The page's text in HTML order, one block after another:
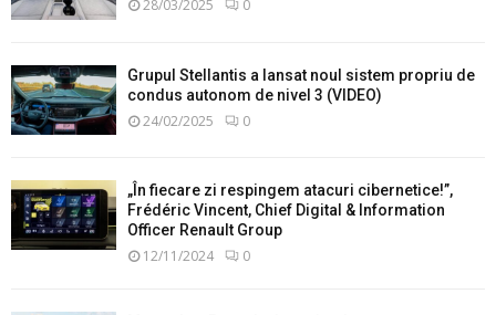
28/03/2025 0
Grupul Stellantis a lansat noul sistem propriu de
condus autonom de nivel 3 (VIDEO)
24/02/2025 0
„În fiecare zi respingem atacuri cibernetice!”,
Frédéric Vincent, Chief Digital & Information
Officer Renault Group
12/11/2024 0